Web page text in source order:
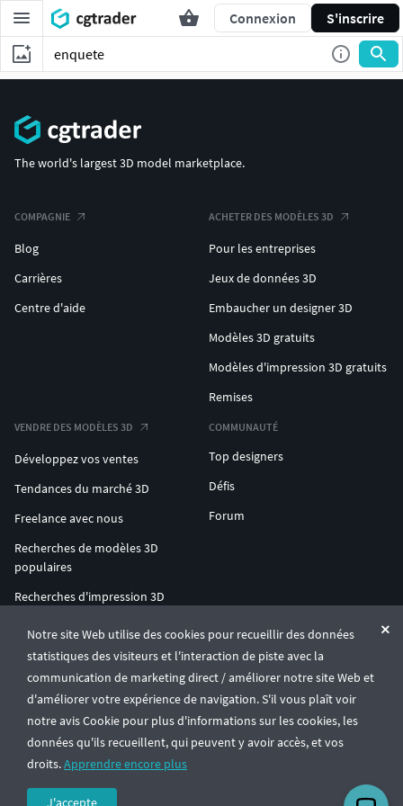
Connexion S'inscrire
Notre site Web utilise des cookies pour recueillir des données
statistiques des visiteurs et l'interaction de piste avec la
communication de marketing direct / améliorer notre site Web et
d'améliorer votre expérience de navigation. S'il vous plaît voir
notre avis Cookie pour plus d'informations sur les cookies, les
données qu'ils recueillent, qui peuvent y avoir accès, et vos
droits.Apprendre encore plus
J'accepte
The world's largest 3D model marketplace.
COMPAGNIE
Blog
Carrières
Centre d'aide
ACHETER DES MODÈLES 3D
Pour les entreprises
Jeux de données 3D
Embaucher un designer 3D
Modèles 3D gratuits
Modèles d'impression 3D gratuits
Remises
VENDRE DES MODÈLES 3D
Développez vos ventes
Tendances du marché 3D
Freelance avec nous
Recherches de modèles 3D
populaires
Recherches d'impression 3D
COMMUNAUTÉ
Top designers
Défis
Forum
ENTERPRISE 3D AT SCALE
© CGTrader 2011-2026
UAB CGTrader, Antakalnio st. 17, Vilnius, Lithuania
Conditions généralesConfidentialité🇫🇷 Français